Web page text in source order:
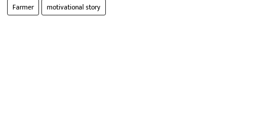
Farmer motivational story